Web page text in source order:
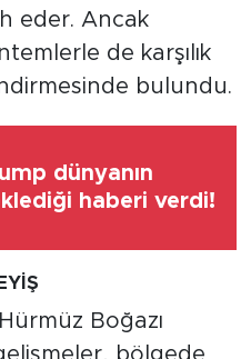
eder. Ancak
de karşılık
bulundu.
dünyanın
haberi verdi!
Boğazı
bölgede